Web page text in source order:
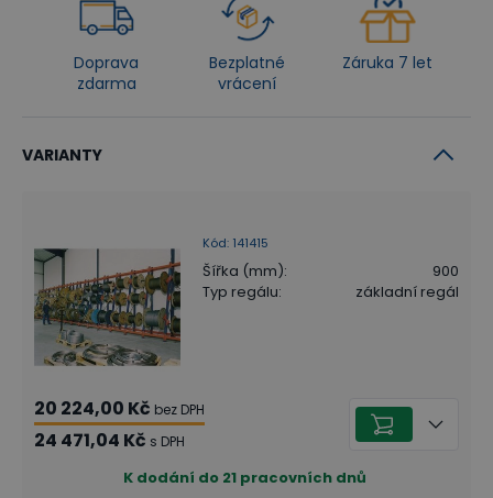
Doprava
zdarma
Bezplatné
vrácení
Záruka 7 let
VARIANTY
Kód: 141415
Šířka (mm):
900
Typ regálu: základní regál
20 224,00 Kč bez DPH
24 471,04 Kč s DPH
K dodání do 21 pracovních dnů